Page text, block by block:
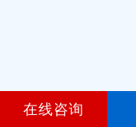
在线咨询